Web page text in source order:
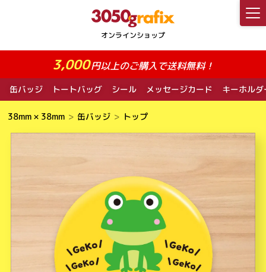
3,000円以上のご購入で送料無料！
缶バッジ トートバッグ シール メッセージカード キーホルダ
38mm × 38mm 缶バッジ トップ